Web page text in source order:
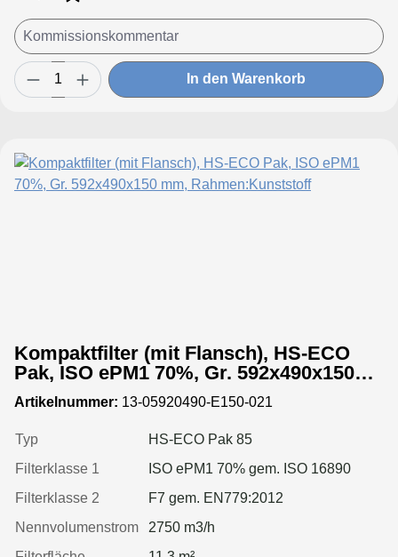
In den Warenkorb
Kompaktfilter (mit Flansch), HS-ECO
Pak, ISO ePM1 70%, Gr. 592x490x150
mm, Rahmen:Kunststoff
Artikelnummer: 13-05920490-E150-021
Typ
HS-ECO Pak 85
Filterklasse 1
ISO ePM1 70% gem. ISO 16890
Filterklasse 2
F7 gem. EN779:2012
Nennvolumenstrom
2750 m3/h